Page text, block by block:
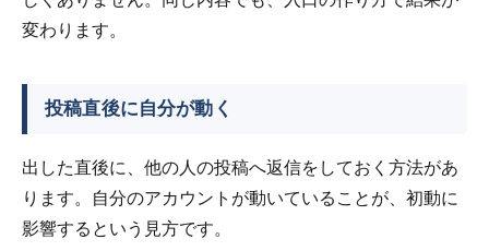
変わります。
投稿直後に自分が動く
出した直後に、他の人の投稿へ返信をしておく方法があ
ります。自分のアカウントが動いていることが、初動に
影響するという見方です。